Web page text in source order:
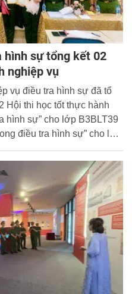
hình sự tổng kết 02
nghiệp vụ
vụ điều tra hình sự đã tổ
Hội thi học tốt thực hành
hình sự” cho lớp B3BLT39
điều tra hình sự” cho lớp
lượng chuyên môn cao.